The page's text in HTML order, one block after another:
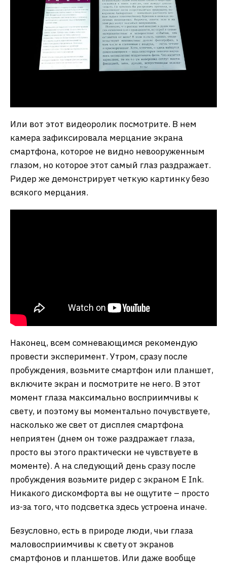
Или вот этот видеоролик посмотрите. В нем
камера зафиксировала мерцание экрана
смартфона, которое не видно невооруженным
глазом, но которое этот самый глаз раздражает.
Ридер же демонстрирует четкую картинку безо
всякого мерцания.
Наконец, всем сомневающимся рекомендую
провести эксперимент. Утром, сразу после
пробуждения, возьмите смартфон или планшет,
включите экран и посмотрите не него. В этот
момент глаза максимально восприимчивы к
свету, и поэтому вы моментально почувствуете,
насколько же свет от дисплея смартфона
неприятен (днем он тоже раздражает глаза,
просто вы этого практически не чувствуете в
моменте). А на следующий день сразу после
пробуждения возьмите ридер с экраном E Ink.
Никакого дискомфорта вы не ощутите – просто
из-за того, что подсветка здесь устроена иначе.
Безусловно, есть в природе люди, чьи глаза
маловосприимчивы к свету от экранов
смартфонов и планшетов. Или даже вообще